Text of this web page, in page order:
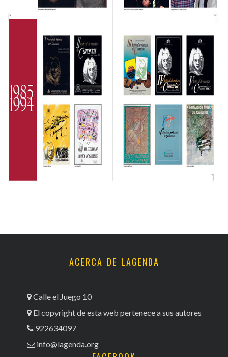
ACERCA DE LAGENDA
Calle el Juego 10
El copyright de esta web pertenece a sus autores
922634097
info@lagenda.org